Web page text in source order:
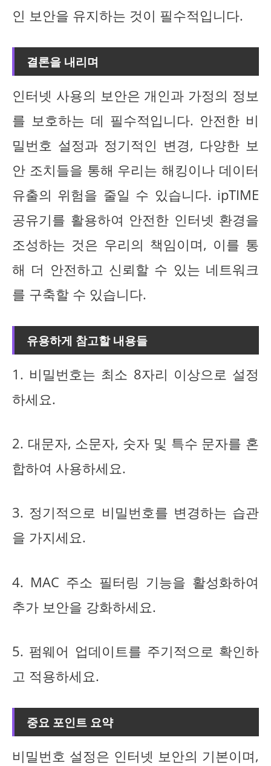
인 보안을 유지하는 것이 필수적입니다.
결론을 내리며
인터넷 사용의 보안은 개인과 가정의 정보
를 보호하는 데 필수적입니다. 안전한 비
밀번호 설정과 정기적인 변경, 다양한 보
안 조치들을 통해 우리는 해킹이나 데이터
유출의 위험을 줄일 수 있습니다. ipTIME
공유기를 활용하여 안전한 인터넷 환경을
조성하는 것은 우리의 책임이며, 이를 통
해 더 안전하고 신뢰할 수 있는 네트워크
를 구축할 수 있습니다.
유용하게 참고할 내용들
1. 비밀번호는 최소 8자리 이상으로 설정
하세요.
2. 대문자, 소문자, 숫자 및 특수 문자를 혼
합하여 사용하세요.
3. 정기적으로 비밀번호를 변경하는 습관
을 가지세요.
4. MAC 주소 필터링 기능을 활성화하여
추가 보안을 강화하세요.
5. 펌웨어 업데이트를 주기적으로 확인하
고 적용하세요.
중요 포인트 요약
비밀번호 설정은 인터넷 보안의 기본이며,